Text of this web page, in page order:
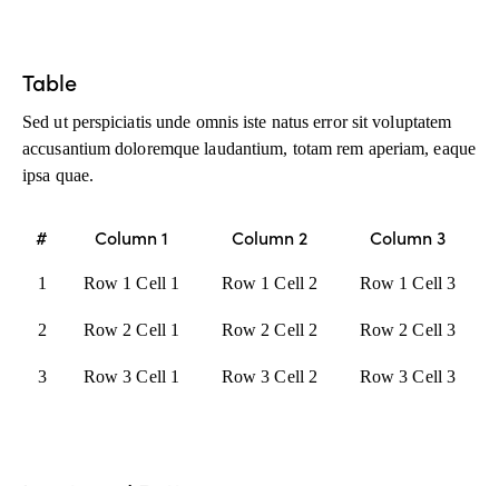
Table
Sed ut perspiciatis unde omnis iste natus error sit voluptatem
accusantium doloremque laudantium, totam rem aperiam, eaque
ipsa quae.
# Column 1 Column 2 Column 3
1 Row 1 Cell 1 Row 1 Cell 2 Row 1 Cell 3
2 Row 2 Cell 1 Row 2 Cell 2 Row 2 Cell 3
3 Row 3 Cell 1 Row 3 Cell 2 Row 3 Cell 3